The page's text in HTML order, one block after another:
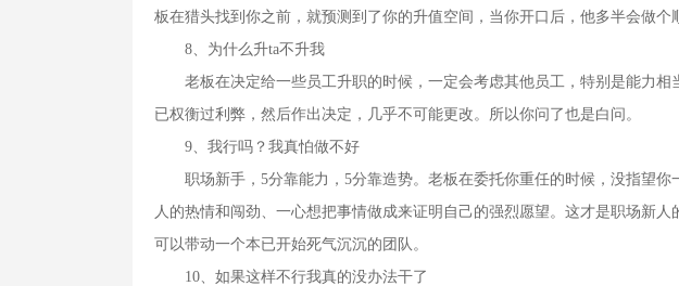
板在猎头找到你之前，就预测到了你的升值空间，当你开口后，他多半会做个
8、为什么升ta不升我
老板在决定给一些员工升职的时候，一定会考虑其他员工，特别是能力相
已权衡过利弊，然后作出决定，几乎不可能更改。所以你问了也是白问。
9、我行吗？我真怕做不好
职场新手，5分靠能力，5分靠造势。老板在委托你重任的时候，没指望你
人的热情和闯劲、一心想把事情做成来证明自己的强烈愿望。这才是职场新
可以带动一个本已开始死气沉沉的团队。
10、如果这样不行我真的没办法干了